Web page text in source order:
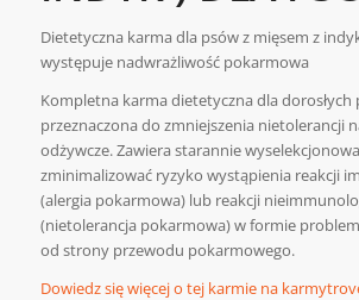
Dietetyczna karma dla psów z mięsem z
występuje nadwrażliwość pokarmowa
Kompletna karma dietetyczna dla dorosłych
przeznaczona do zmniejszenia nietolerancji
odżywcze. Zawiera starannie
zminimalizować ryzyko wystąpienia reakcji
(alergia pokarmowa) lub reakcji
(nietolerancja pokarmowa) w formie
od strony przewodu pokarmowego.
Dowiedz się więcej o tej karmie na